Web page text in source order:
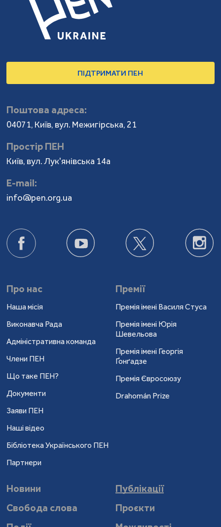
ПІДТРИМАТИ ПЕН
Поштова адреса:
04071, Київ, вул. Межигірська, 21
Простір ПЕН
Київ, вул. Лук'янівська 14а
Е-mail:
info@pen.org.ua
Про нас
Наша місія
Виконавча Рада
Адміністративна команда
Члени ПЕН
Що таке ПЕН?
Документи
Заяви ПЕН
Наші відео
Бібліотека Українського ПЕН
Партнери
Премії
Премія імені Василя Стуса
Премія імені Юрія
Шевельова
Премія імені Георгія
Ґонґадзе
Премія Євросоюзу
Drahomán Prize
Новини
Публікації
Свобода слова
Проєкти